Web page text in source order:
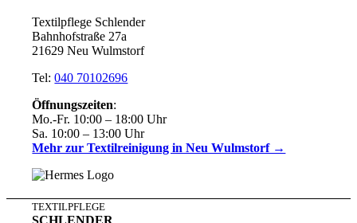
Textilpflege Schlender
Bahnhofstraße 27a
21629 Neu Wulmstorf
Tel:040 70102696
Öffnungszeiten:
Mo.-Fr. 10:00 – 18:00 Uhr
Sa. 10:00 – 13:00 Uhr
Mehr zur Textilreinigung in Neu Wulmstorf →
TEXTILPFLEGE
SCHLENDER